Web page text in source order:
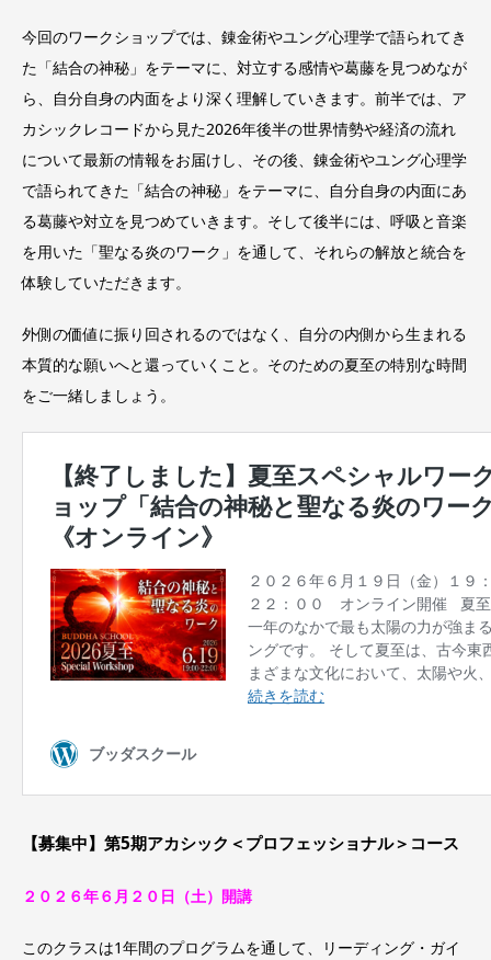
今回のワークショップでは、錬金術やユング心理学で語られてき
た「結合の神秘」をテーマに、対立する感情や葛藤を見つめなが
ら、自分自身の内面をより深く理解していきます。前半では、ア
カシックレコードから見た2026年後半の世界情勢や経済の流れ
について最新の情報をお届けし、その後、錬金術やユング心理学
で語られてきた「結合の神秘」をテーマに、自分自身の内面にあ
る葛藤や対立を見つめていきます。そして後半には、呼吸と音楽
を用いた「聖なる炎のワーク」を通して、それらの解放と統合を
体験していただきます。
外側の価値に振り回されるのではなく、自分の内側から生まれる
本質的な願いへと還っていくこと。そのための夏至の特別な時間
をご一緒しましょう。
【募集中】第5期アカシック＜プロフェッショナル＞コース
２０２６年６月２０日（土）開講
このクラスは1年間のプログラムを通して、リーディング・ガイ